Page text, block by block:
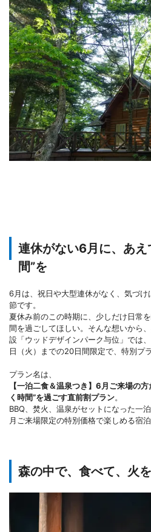
連休がない6月に、あえ
間”を
6月は、祝日や大型連休がなく、気づ
節です。
夏休み前のこの時期に、少しだけ日常
間を過ごしてほしい。そんな想いから
設「ウッドデザインパーク与位」では
日（火）までの20日間限定で、特別プ
プラン名は、
【一泊二食＆温泉つき】6月ご来場の
く時間”を過ごす直前割プラン。
BBQ、焚火、温泉がセットになった一
月ご来場限定の特別価格で楽しめる宿泊
森の中で、食べて、火